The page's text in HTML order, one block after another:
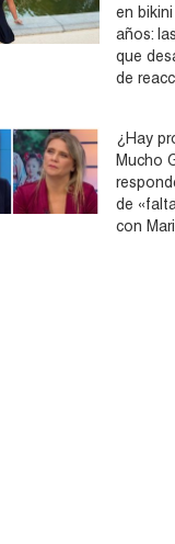
en bikini
años:
que
de
¿Hay
Mucho
de
con